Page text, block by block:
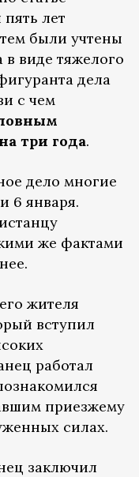
лет
были учтены
в виде тяжелого
дела
с чем
три года.
дело многие
6 января.
же фактами
жителя
вступил
работал
приезжему
силах.
заключил